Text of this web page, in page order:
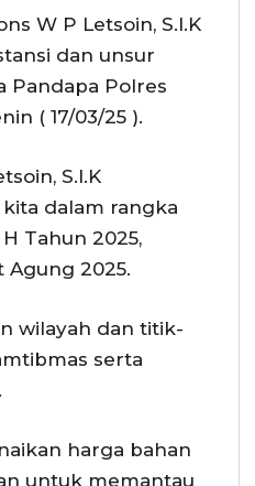
W P Letsoin, S.I.K
dan unsur
Pandapa Polres
( 17/03/25 ).
S.I.K
dalam rangka
Tahun 2025,
Agung 2025.
wilayah dan titik-
serta
harga bahan
untuk memantau